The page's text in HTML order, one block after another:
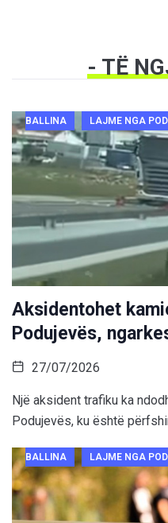
- TË
BALLINA LAJME NGA
Aksidentohet
Podujevës,
27/07/2026
Një aksident trafiku ka
Podujevës, ku është
BALLINA LAJME NGA